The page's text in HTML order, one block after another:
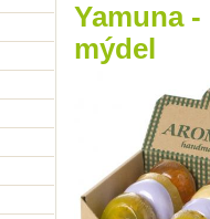
Yamuna
mýdel